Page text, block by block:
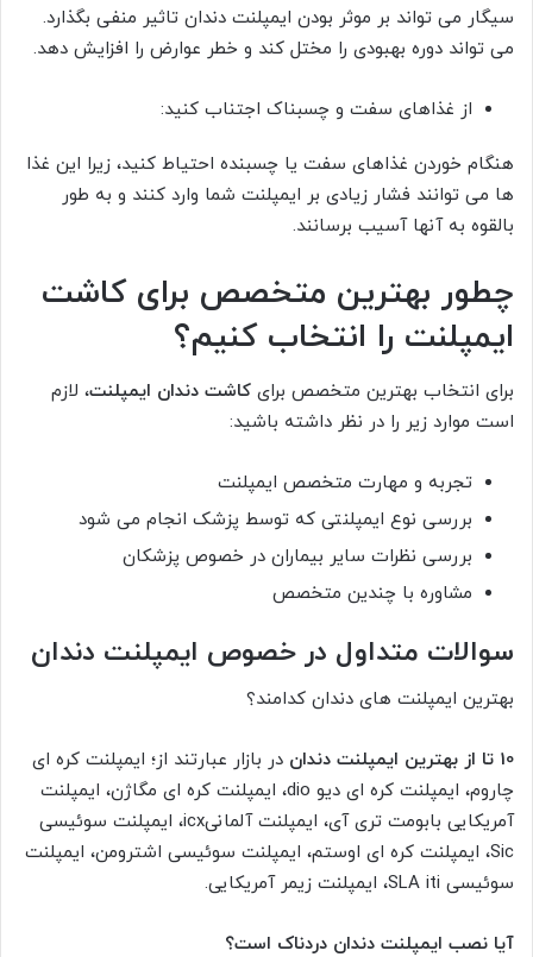
سیگار می تواند بر موثر بودن ایمپلنت دندان تاثیر منفی بگذارد.
می تواند دوره بهبودی را مختل کند و خطر عوارض را افزایش دهد.
از غذاهای سفت و چسبناک اجتناب کنید:
هنگام خوردن غذاهای سفت یا چسبنده احتیاط کنید، زیرا این غذا
ها می توانند فشار زیادی بر ایمپلنت شما وارد کنند و به طور
بالقوه به آنها آسیب برسانند.
چطور بهترین متخصص برای کاشت
ایمپلنت را انتخاب کنیم؟
برای انتخاب بهترین متخصص برای کاشت دندان ایمپلنت، لازم
است موارد زیر را در نظر داشته باشید:
تجربه و مهارت متخصص ایمپلنت
بررسی نوع ایمپلنتی که توسط پزشک انجام می شود
بررسی نظرات سایر بیماران در خصوص پزشکان
مشاوره با چندین متخصص
سوالات متداول در خصوص ایمپلنت دندان
بهترین ایمپلنت های دندان کدامند؟
10 تا از بهترین ایمپلنت دندان
در بازار عبارتند از؛ ایمپلنت کره ای
چاروم، ایمپلنت کره ای دیو dio، ایمپلنت کره ای مگاژن، ایمپلنت
آمریکایی بابومت تری آی، ایمپلنت آلمانیicx، ایمپلنت سوئیسی
Sic، ایمپلنت کره ای اوستم، ایمپلنت سوئیسی اشترومن، ایمپلنت
سوئیسی SLA iti، ایمپلنت زیمر آمریکایی.
آیا نصب ایمپلنت دندان دردناک است؟